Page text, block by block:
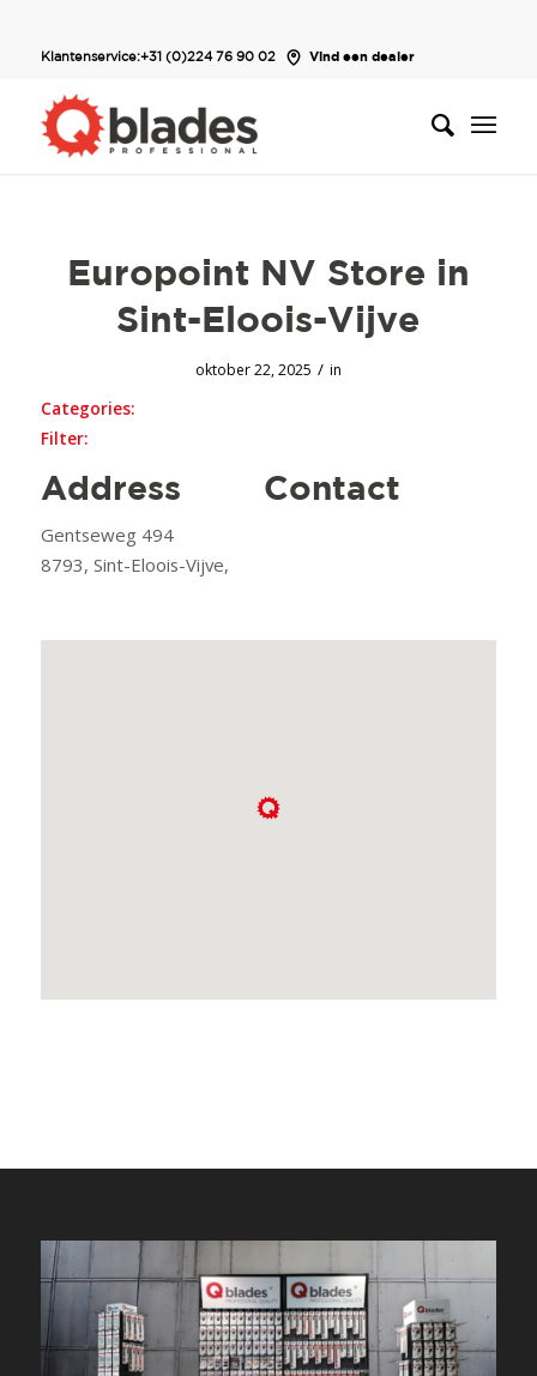
Klantenservice:+31 (0)224 76 90 02 Vind een dealer
Europoint NV Store in
Sint-Eloois-Vijve
oktober 22, 2025 / in
Categories:
Filter:
Address
Gentseweg 494
8793, Sint-Eloois-Vijve,
Contact